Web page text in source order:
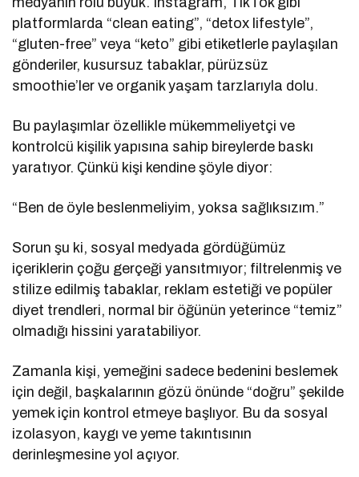
platformlarda “clean eating”, “detox lifestyle”,
“gluten-free” veya “keto” gibi etiketlerle paylaşılan
gönderiler, kusursuz tabaklar, pürüzsüz
smoothie’ler ve organik yaşam tarzlarıyla dolu.
Bu paylaşımlar özellikle mükemmeliyetçi ve
kontrolcü kişilik yapısına sahip bireylerde baskı
yaratıyor. Çünkü kişi kendine şöyle diyor:
“Ben de öyle beslenmeliyim, yoksa sağlıksızım.”
Sorun şu ki, sosyal medyada gördüğümüz
içeriklerin çoğu gerçeği yansıtmıyor; filtrelenmiş ve
stilize edilmiş tabaklar, reklam estetiği ve popüler
diyet trendleri, normal bir öğünün yeterince “temiz”
olmadığı hissini yaratabiliyor.
Zamanla kişi, yemeğini sadece bedenini beslemek
için değil, başkalarının gözü önünde “doğru” şekilde
yemek için kontrol etmeye başlıyor. Bu da sosyal
izolasyon, kaygı ve yeme takıntısının
derinleşmesine yol açıyor.